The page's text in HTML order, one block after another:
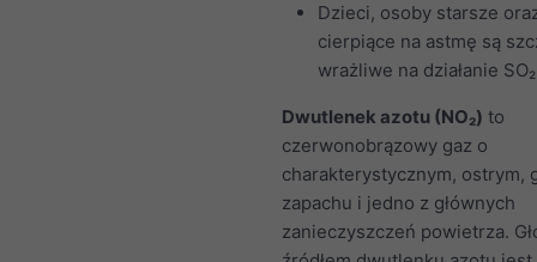
Dzieci, osoby starsze
cierpiące na astmę są
wrażliwe na działanie
Dwutlenek azotu (NO₂) to
czerwonobrązowy gaz o
charakterystycznym, ostrym,
zapachu i jedno z głównych
zanieczyszczeń powietrza.